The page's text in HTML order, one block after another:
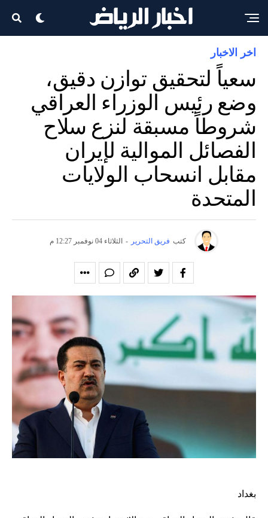
اخر الاخبار
سعياً لتحقيق توازن دقيق،
وضع رئيس الوزراء العراقي
شروطاً مسبقة لنزع سلاح
الفصائل الموالية لإيران
مقابل انسحاب الولايات
المتحدة
كتب فريق التحرير - الثلاثاء 04 نوفمبر 12:27 م
بغداد